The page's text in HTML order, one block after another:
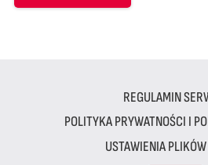
REGULAMIN
POLITYKA PRYWATNOŚCI I
USTAWIENIA